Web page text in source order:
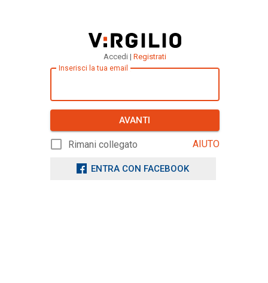
Accedi | Registrati
Inserisci la tua email
AVANTI
Rimani collegato AIUTO
ENTRA CON FACEBOOK